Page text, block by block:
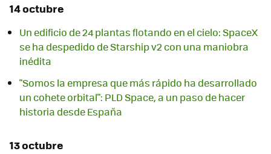
14 octubre
Un edificio de 24 plantas flotando en el cielo: SpaceX
se ha despedido de Starship v2 con una maniobra
inédita
"Somos la empresa que más rápido ha desarrollado
un cohete orbital": PLD Space, a un paso de hacer
historia desde España
13 octubre